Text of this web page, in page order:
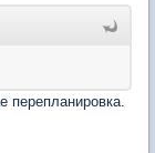
перепланировка.